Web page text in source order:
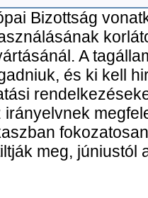
Bizottság
A
és ki kell
meg, júniustól